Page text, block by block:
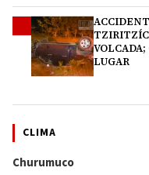
VOLCADA;
LUGAR
CLIMA
Churumuco